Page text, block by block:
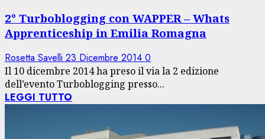
2° Turboblogging con WAPPER – Whats
Apprenticeship in Emilia Romagna
Rosetta Savelli 23 Dicembre 2014 0
Il 10 dicembre 2014 ha preso il via la 2 edizione
dell’evento Turboblogging presso...
LEGGI TUTTO